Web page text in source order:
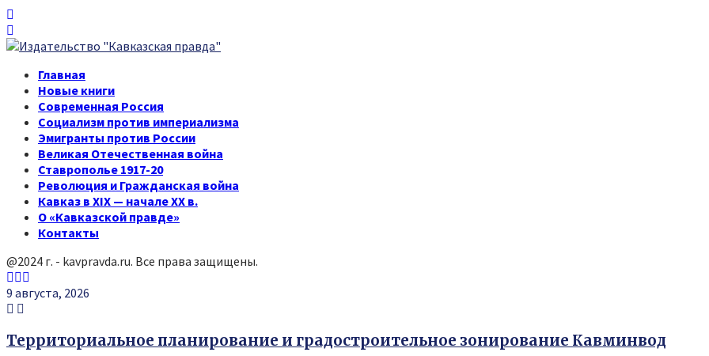
Главная
Новые книги
Современная Россия
Социализм против империализма
Эмигранты против России
Великая Отечественная война
Ставрополье 1917-20
Революция и Гражданская война
Кавказ в XIX — начале XX в.
О «Кавказской правде»
Контакты
@2024 г. - kavpravda.ru. Все права защищены.
Youtube
Vk
9 августа, 2026
Территориальное планирование и градостроительное зонирование Кавминвод